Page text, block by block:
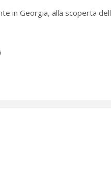
in Georgia, alla scoperta